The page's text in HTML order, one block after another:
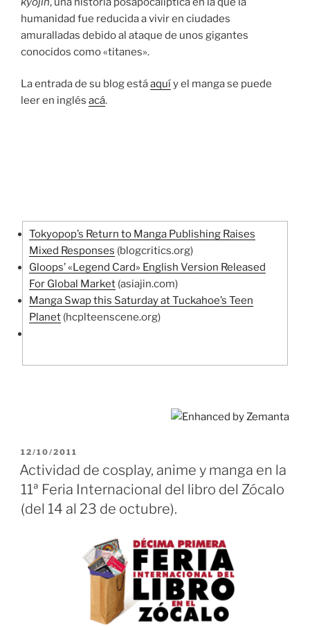
humanidad fue reducida a vivir en ciudades
amuralladas debido al ataque de unos gigantes
conocidos como «titanes».
La entrada de su blog estáaquíy el manga se puede
leer en inglés acá.
Tokyopop’s Return to Manga Publishing Raises
Mixed Responses (blogcritics.org)
Gloops’ «Legend Card» English Version Released
For Global Market (asiajin.com)
Manga Swap this Saturday at Tuckahoe’s Teen
Planet (hcplteenscene.org)
PUBLICADO
EL
12/10/2011
Actividad de cosplay, anime y manga en la
11ª Feria Internacional del libro del Zócalo
(del 14 al 23 de octubre).